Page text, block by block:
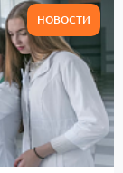
НОВОСТИ